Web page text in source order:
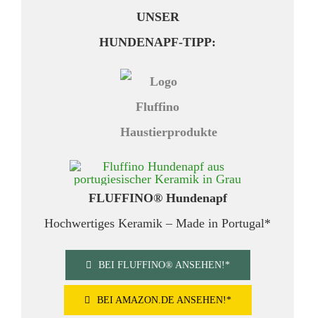
UNSER
HUNDENAPF-TIPP:
FLUFFINO® Hundenapf
Hochwertiges Keramik – Made in Portugal*
BEI FLUFFINO® ANSEHEN!*
BEI AMAZON.DE ANSEHEN!*